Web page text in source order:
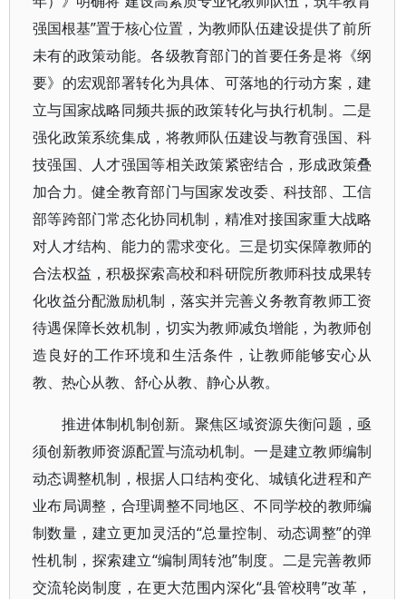
强国根基”置于核心位置，为教师队伍建设提供了前所
未有的政策动能。各级教育部门的首要任务是将《纲
要》的宏观部署转化为具体、可落地的行动方案，建
立与国家战略同频共振的政策转化与执行机制。二是
强化政策系统集成，将教师队伍建设与教育强国、科
技强国、人才强国等相关政策紧密结合，形成政策叠
加合力。健全教育部门与国家发改委、科技部、工信
部等跨部门常态化协同机制，精准对接国家重大战略
对人才结构、能力的需求变化。三是切实保障教师的
合法权益，积极探索高校和科研院所教师科技成果转
化收益分配激励机制，落实并完善义务教育教师工资
待遇保障长效机制，切实为教师减负增能，为教师创
造良好的工作环境和生活条件，让教师能够安心从
教、热心从教、舒心从教、静心从教。
推进体制机制创新。聚焦区域资源失衡问题，亟
须创新教师资源配置与流动机制。一是建立教师编制
动态调整机制，根据人口结构变化、城镇化进程和产
业布局调整，合理调整不同地区、不同学校的教师编
制数量，建立更加灵活的“总量控制、动态调整”的弹
性机制，探索建立“编制周转池”制度。二是完善教师
交流轮岗制度，在更大范围内深化“县管校聘”改革，